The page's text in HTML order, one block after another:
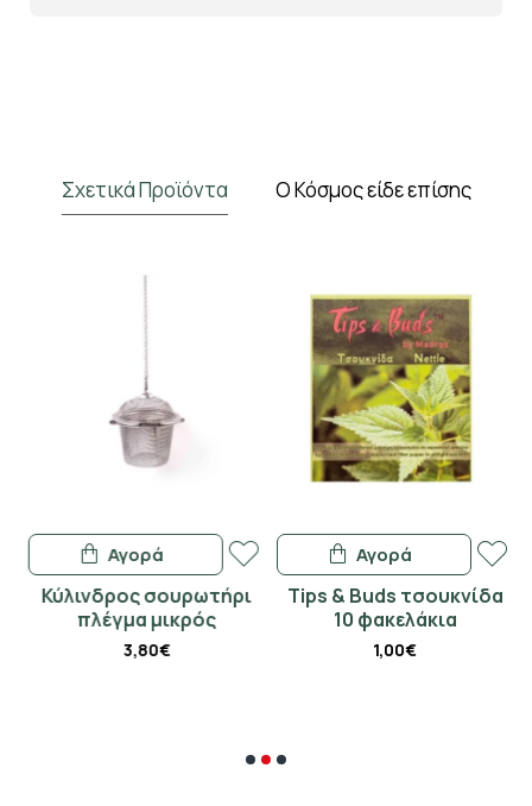
Σχετικά Προϊόντα Ο Κόσμος είδε επίσης
Κύλινδρος σουρωτήρι
πλέγμα μικρός
3,80€
Αγορά
Tips & Buds τσουκνίδα
10 φακελάκια
1,00€
Αγορά